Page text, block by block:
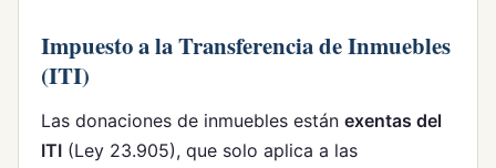
Impuesto a la Transferencia de Inmuebles
(ITI)
Las donaciones de inmuebles están exentas del
ITI (Ley 23.905), que solo aplica a las